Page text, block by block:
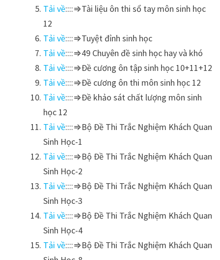
Tải về::::⇒Tài liệu ôn thi sổ tay môn sinh học
12
Tải về::::⇒Tuyệt đỉnh sinh học
Tải về::::⇒49 Chuyên đề sinh học hay và khó
Tải về::::⇒Đề cương ôn tập sinh học 10+11+12
Tải về::::⇒Đề cương ôn thi môn sinh học 12
Tải về::::⇒Đề khảo sát chất lượng môn sinh
học 12
Tải về::::⇒Bộ Đề Thi Trắc Nghiệm Khách Quan
Sinh Học-1
Tải về::::⇒Bộ Đề Thi Trắc Nghiệm Khách Quan
Sinh Học-2
Tải về::::⇒Bộ Đề Thi Trắc Nghiệm Khách Quan
Sinh Học-3
Tải về::::⇒Bộ Đề Thi Trắc Nghiệm Khách Quan
Sinh Học-4
Tải về::::⇒Bộ Đề Thi Trắc Nghiệm Khách Quan